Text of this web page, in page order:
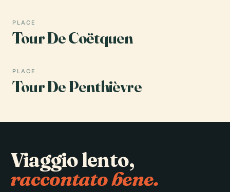
PLACE
Tour De Coëtquen
PLACE
Tour De Penthièvre
Viaggio lento,
raccontato bene.